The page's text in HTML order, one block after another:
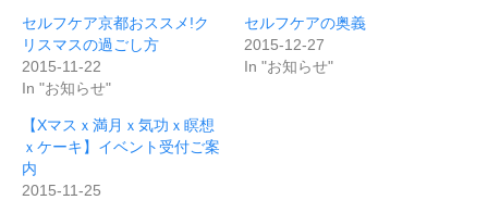
セルフケア京都おススメ!ク
リスマスの過ごし方
2015-11-22
In "お知らせ"
セルフケアの奥義
2015-12-27
In "お知らせ"
【Xマスｘ満月ｘ気功ｘ瞑想
ｘケーキ】イベント受付ご案
内
2015-11-25